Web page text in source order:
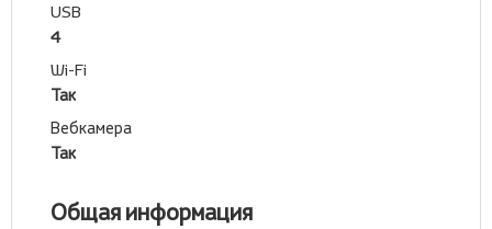
USB
4
Wi-Fi
Так
Вебкамера
Так
Общая информация